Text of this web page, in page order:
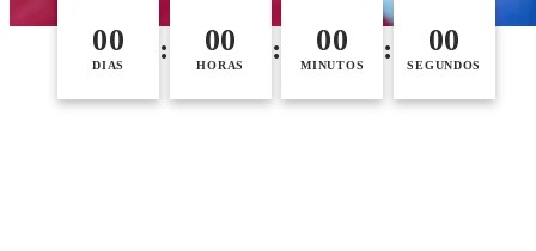
00
DIAS
: 00
HORAS
: 00
MINUTOS
: 00
SEGUNDOS